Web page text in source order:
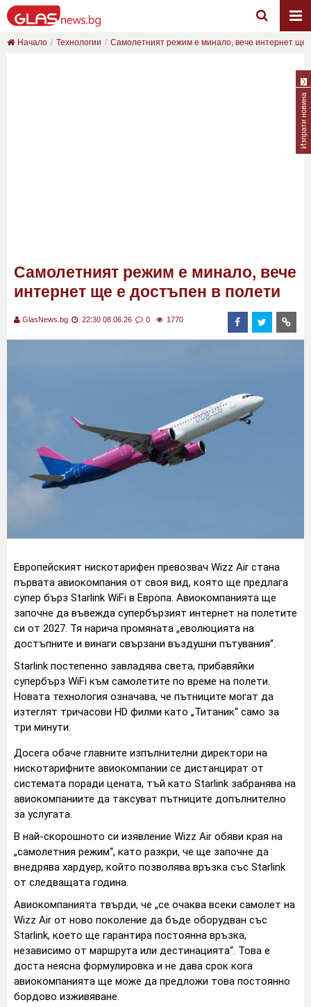
Начало Технологии Самолетният режим е минало, вече интернет ще
Самолетният режим е минало, вече
интернет ще е достъпен в полети
GlasNews.bg 22:30 08.06.26 0 1770
Европейският нискотарифен превозвач Wizz Air стана
първата авиокомпания от своя вид, която ще предлага
супер бърз Starlink WiFi в Европа. Авиокомпанията ще
започне да въвежда супербързият интернет на полетите
си от 2027. Тя нарича промяната „еволюцията на
достъпните и винаги свързани въздушни пътувания“.
Starlink постепенно завладява света, прибавяйки
супербърз WiFi към самолетите по време на полети.
Новата технология означава, че пътниците могат да
изтеглят тричасови HD филми като „Титаник“ само за
три минути.
Досега обаче главните изпълнителни директори на
нискотарифните авиокомпании се дистанцират от
системата поради цената, тъй като Starlink забранява на
авиокомпаниите да таксуват пътниците допълнително
за услугата.
В най-скорошното си изявление Wizz Air обяви края на
„самолетния режим“, като разкри, че ще започне да
внедрява хардуер, който позволява връзка със Starlink
от следващата година.
Авиокомпанията твърди, че „се очаква всеки самолет на
Wizz Air от ново поколение да бъде оборудван със
Starlink, което ще гарантира постоянна връзка,
независимо от маршрута или дестинацията“. Това е
доста неясна формулировка и не дава срок кога
авиокомпанията ще може да предложи това постоянно
бордово изживяване.
Изпрати новина